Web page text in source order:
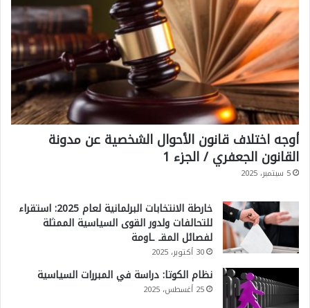
أوجه اختلاف قانون الأحوال الشخصية عن مدونة
القانون الجعفري / الجزء 1
5 سبتمبر، 2025
خارطة الانتخابات البرلمانية لعام 2025: استقراء
للتحالفات ولدور القوى السياسية الممثلة
لفصائل المقـ ـاومة
30 أكتوبر، 2025
نظام الكوتا: دراسة في المبررات السياسية
25 أغسطس، 2025